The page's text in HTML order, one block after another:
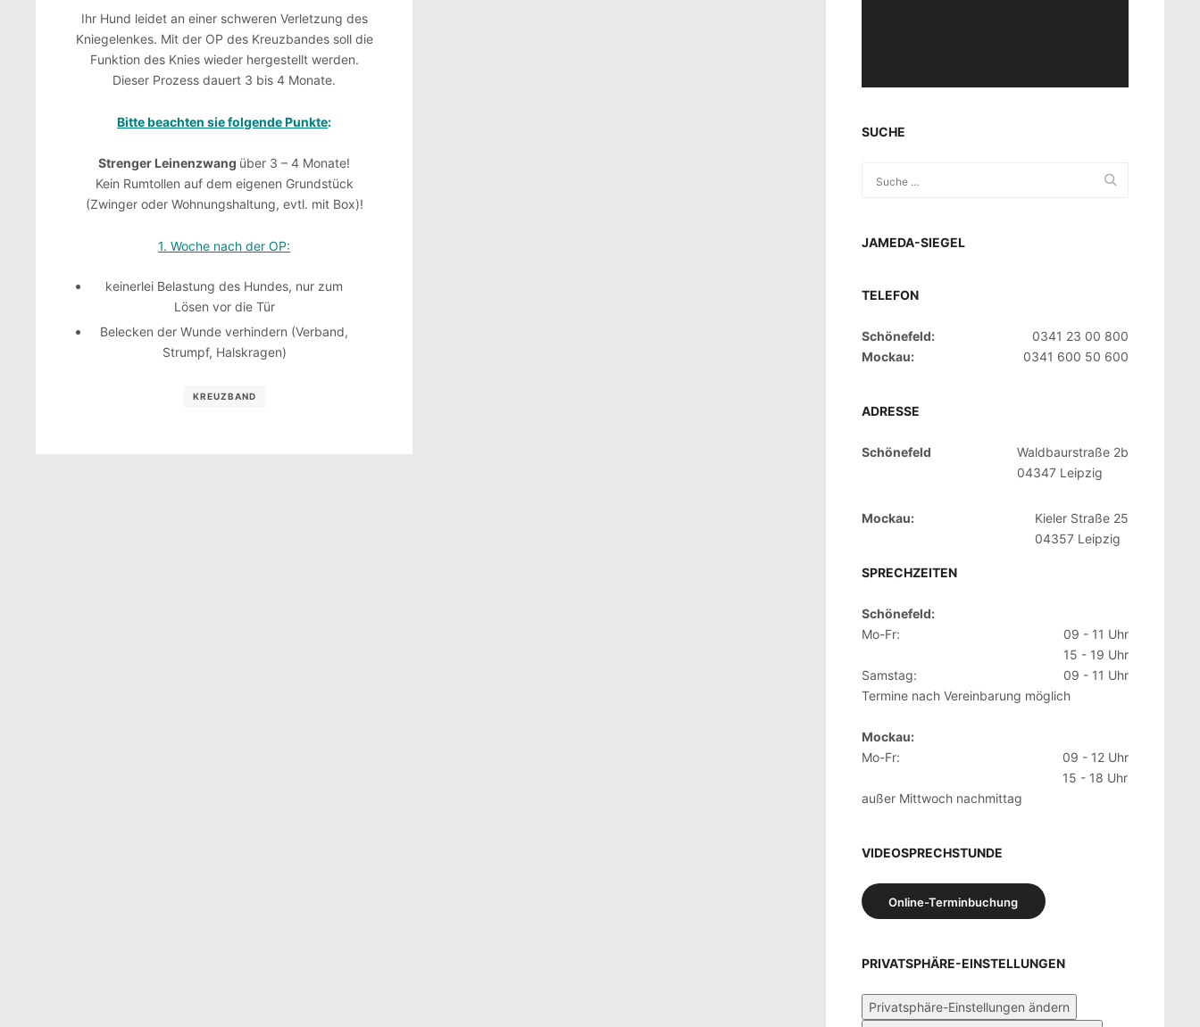
Ihr Hund leidet an einer schweren Verletzung des
Kniegelenkes. Mit der OP des Kreuzbandes soll die
Funktion des Knies wieder hergestellt werden.
Dieser Prozess dauert 3 bis 4 Monate.
Bitte beachten sie folgende Punkte:
Strenger Leinenzwang über 3 – 4 Monate!
Kein Rumtollen auf dem eigenen Grundstück
(Zwinger oder Wohnungshaltung, evtl. mit Box)!
1. Woche nach der OP:
keinerlei Belastung des Hundes, nur zum
Lösen vor die Tür
Belecken der Wunde verhindern (Verband,
Strumpf, Halskragen)
KREUZBAND
SUCHE
JAMEDA-SIEGEL
TELEFON
Schönefeld:
0341 23 00 800
Mockau:
0341 600 50 600
ADRESSE
Schönefeld
Waldbaurstraße 2b
04347 Leipzig
Mockau:
Kieler Straße 25
04357 Leipzig
SPRECHZEITEN
Schönefeld:
Mo-Fr:
09 - 11 Uhr
15 - 19 Uhr
Samstag:
09 - 11 Uhr
Termine nach Vereinbarung möglich
Mockau:
Mo-Fr:
09 - 12 Uhr
15 - 18 Uhr
außer Mittwoch nachmittag
VIDEOSPRECHSTUNDE
Online-Terminbuchung
PRIVATSPHÄRE-EINSTELLUNGEN
Privatsphäre-Einstellungen ändern